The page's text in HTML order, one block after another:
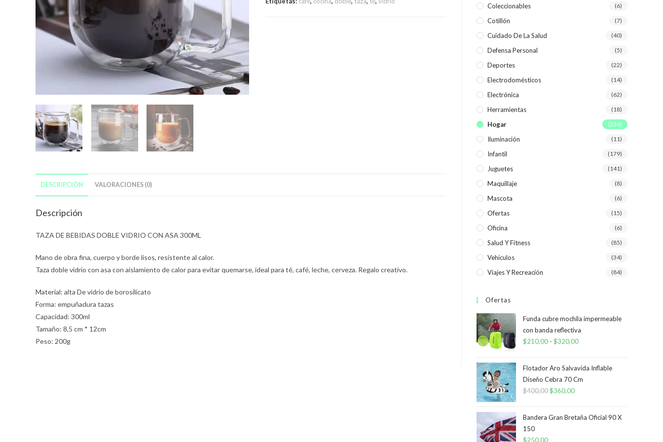
DESCRIPCIÓN VALORACIONES (0)
Descripción
TAZA DE BEBIDAS DOBLE VIDRIO CON ASA 300ML
Mano de obra fina, cuerpo y borde lisos, resistente al calor.
Taza doble vidrio con asa con aislamiento de calor para evitar quemarse, ideal para té, café, leche, cerveza. Regalo creativo.
Material: alta De vidrio de borosilicato
Forma: empuñadura tazas
Capacidad: 300ml
Tamaño: 8,5 cm * 12cm
Peso: 200g
Coleccionables (6)
Cotillón (7)
Cuidado De La Salud (40)
Defensa Personal (5)
Deportes (22)
Electrodomésticos (14)
Electrónica (62)
Herramientas (18)
Hogar (234)
Iluminación (11)
Infantil (179)
Juguetes (141)
Maquillaje (8)
Mascota (6)
Ofertas (15)
Oficina (6)
Salud Y Fitness (85)
Vehículos (34)
Viajes Y Recreación (84)
Ofertas
Funda cubre mochila impermeable
con banda reflectiva
$210,00 - $320,00Rango
precios:
desde
$320,00
Flotador Aro Salvavida Inflable
Diseño Cebra 70 Cm
$400,00El
original
$360,00El
actual
Bandera Gran Bretaña Oficial 90 X
150
$250,00